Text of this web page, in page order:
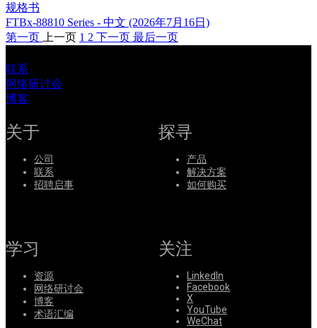
规格书
FTBx-88810 Series - 中文 (2026年7月16日)
第一页
上一页 1 2 下一页 最后一页
联系
网络研讨会
博客
关于
公司
联系
招聘启事
探寻
产品
解决方案
如何购买
学习
资源
网络研讨会
博客
术语汇编
关注
LinkedIn
Facebook
X
YouTube
WeChat